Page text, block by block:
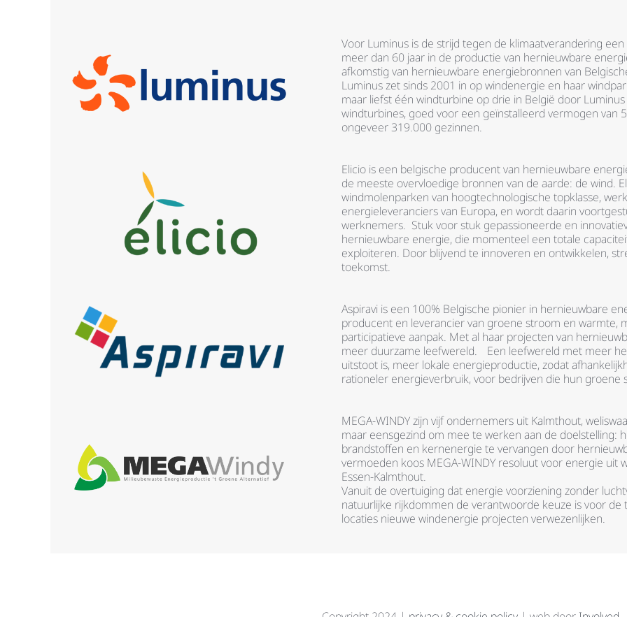
Voor Luminus is de strijd tegen de klimaatverandering
meer dan 60 jaar in de productie van hernieuwbare
afkomstig van hernieuwbare energiebronnen van
Luminus zet sinds 2001 in op windenergie en haar
maar liefst één windturbine op drie in België door
windturbines, goed voor een geïnstalleerd vermogen van
ongeveer 319.000 gezinnen.
Elicio is een belgische producent van hernieuwbare
de meeste overvloedige bronnen van de aarde: de wind.
windmolenparken van hoogtechnologische topklasse,
energieleveranciers van Europa, en wordt daarin
werknemers. Stuk voor stuk gepassioneerde en
hernieuwbare energie, die momenteel een totale
exploiteren. Door blijvend te innoveren en ontwikkelen,
toekomst.
Aspiravi is een 100% Belgische pionier in hernieuwbare
producent en leverancier van groene stroom en warmte,
participatieve aanpak. Met al haar projecten van
meer duurzame leefwereld. Een leefwereld met meer
uitstoot is, meer lokale energieproductie, zodat
rationeler energieverbruik, voor bedrijven die hun
MEGA-WINDY zijn vijf ondernemers uit Kalmthout,
maar eensgezind om mee te werken aan de doelstelling:
brandstoffen en kernenergie te vervangen door
vermoeden koos MEGA-WINDY resoluut voor energie uit
Essen-Kalmthout.
Vanuit de overtuiging dat energie voorziening zonder
natuurlijke rijkdommen de verantwoorde keuze is voor de
locaties nieuwe windenergie projecten verwezenlijken.